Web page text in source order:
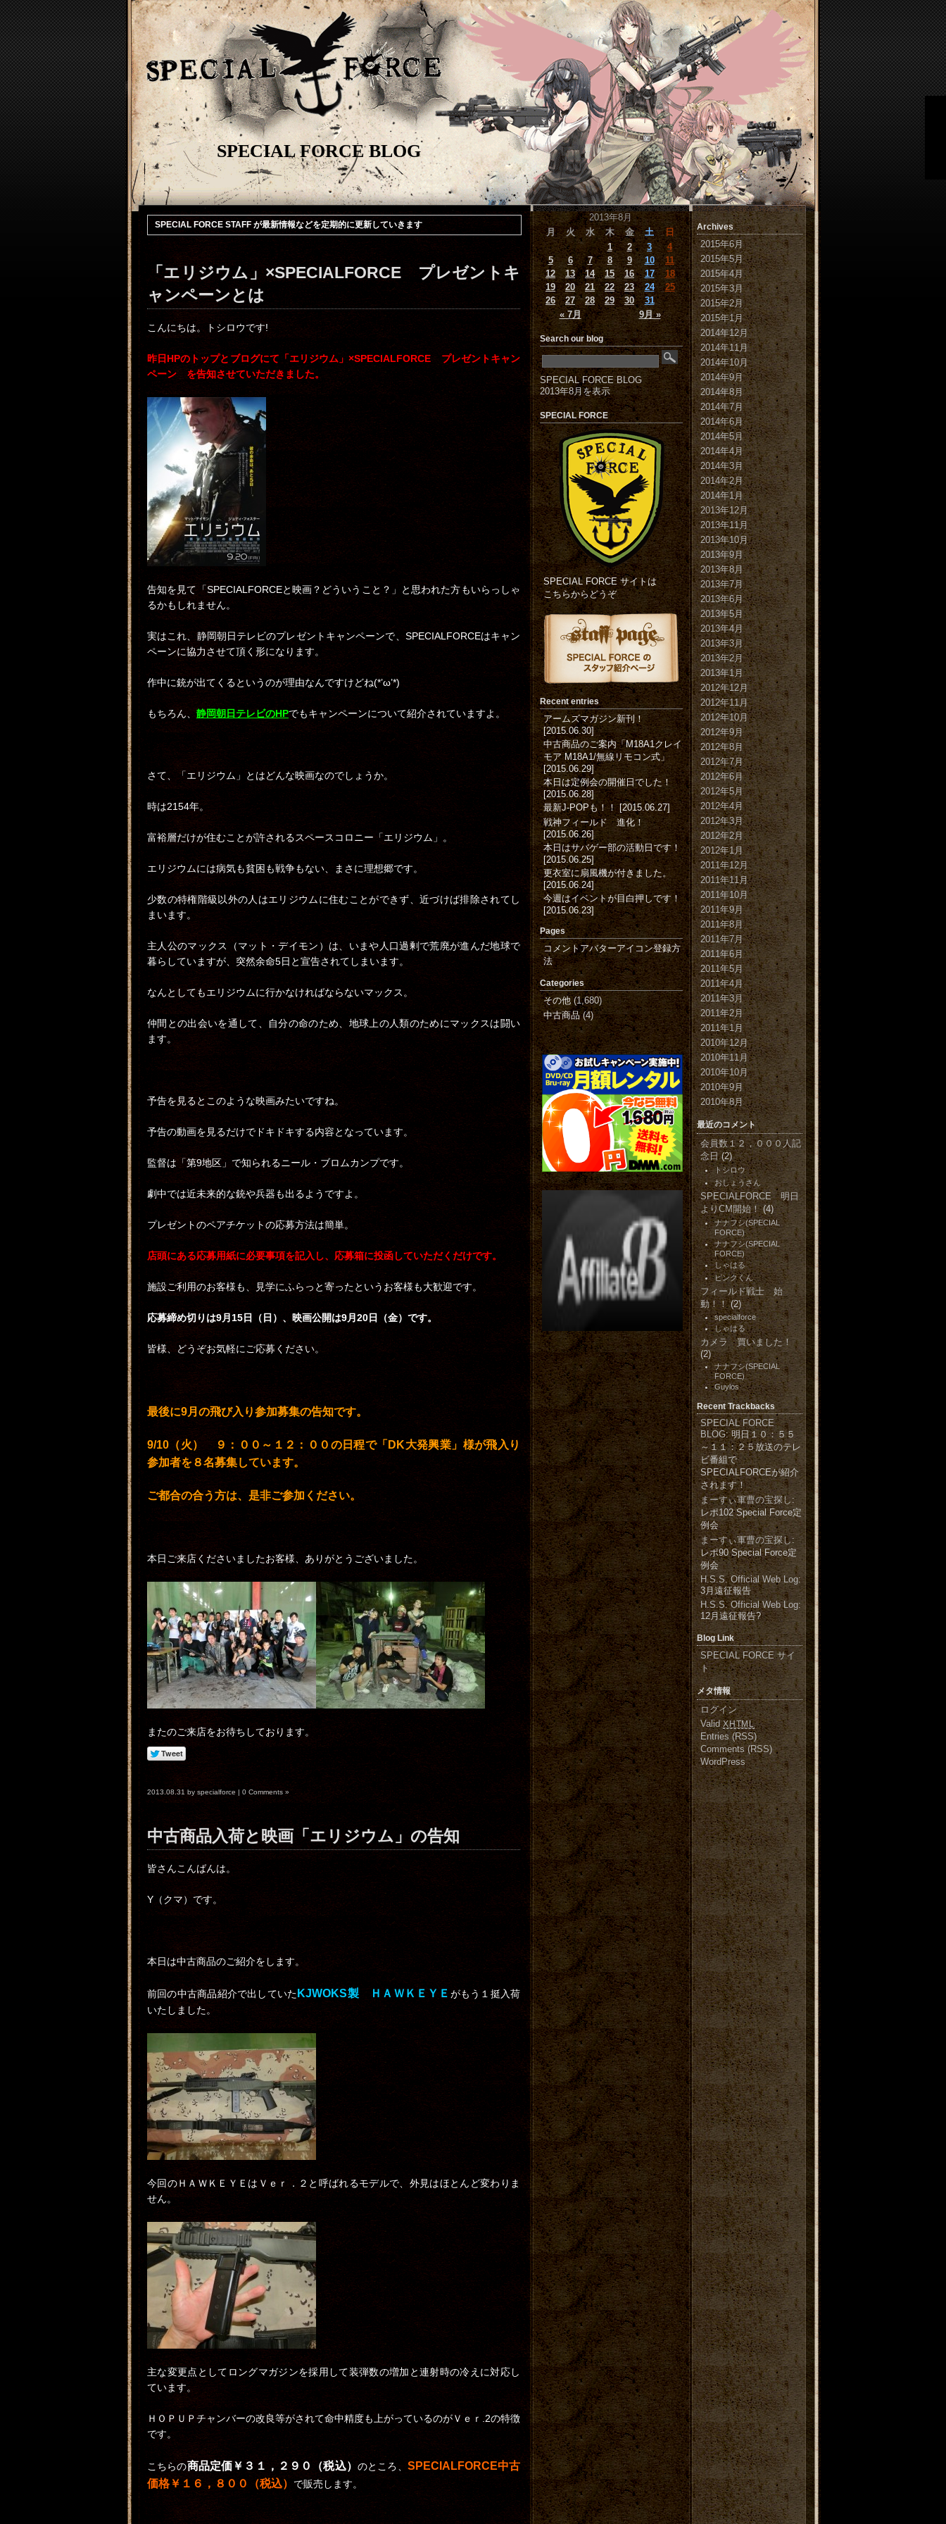
SPECIAL FORCE BLOG
SPECIAL FORCE STAFF が最新情報などを定期的に更新していきます
「エリジウム」×SPECIALFORCE プレゼントキ
ャンペーンとは
こんにちは。トシロウです!
昨日HPのトップとブログにて「エリジウム」×SPECIALFORCE プレゼントキャン
ペーン を告知させていただきました。
告知を見て「SPECIALFORCEと映画？どういうこと？」と思われた方もいらっしゃ
るかもしれません。
実はこれ、静岡朝日テレビのプレゼントキャンペーンで、SPECIALFORCEはキャン
ペーンに協力させて頂く形になります。
作中に銃が出てくるというのが理由なんですけどね(*’ω’*)
もちろん、静岡朝 日テレビのHPでもキャンペーンについて紹介されていますよ。
さて、「エリジウム」とはどんな映画なのでしょうか。
時は2154年。
富裕層だけが住むことが許されるスペースコロニー「エリジウム」。
エリジウムには病気も貧困も戦争もない、まさに理想郷です。
少数の特権階級以外の人はエリジウムに住むことができず、近づけば排除されてし
まいます。
主人公のマックス（マット・デイモン）は、いまや人口過剰で荒廃が進んだ地球で
暮らしていますが、突然余命5日と宣告されてしまいます。
なんとしてもエリジウムに行かなければならないマックス。
仲間との出会いを通して、自分の命のため、地球上の人類のためにマックスは闘い
ます。
予告を見るとこのような映画みたいですね。
予告の動画を見るだけでドキドキする内容となっています。
監督は「第9地区」で知られるニール・ブロムカンプです。
劇中では近未来的な銃や兵器も出るようですよ。
プレゼントのペアチケットの応募方法は簡単。
店頭にある応募用紙に必要事項を記入し、応募箱に投函していただくだけです。
施設ご利用のお客様も、見学にふらっと寄ったというお客様も大歓迎です。
応募締め切りは9月15日（日）、映画公開は9月20日（金）です。
皆様、どうぞお気軽にご応募ください。
最後に9月の飛び入り参加募集の告知です。
9/10（火） ９：００～１２：００の日程で「DK大発興業」様が飛入り
参加者を８名募集しています。
ご都合の合う方は、是非ご参加ください。
本日ご来店くださいましたお客様、ありがとうございました。
またのご来店をお待ちしております。
2013.08.31 by specialforce | 0 Comments »
中古商品入荷と映画「エリジウム」の告知
皆さんこんばんは。
Y（クマ）です。
本日は中古商品のご紹介をします。
前回の中古商品紹介で出していた KJWOKS製 ＨＡＷＫＥＹＥ がもう１挺入荷
いたしました。
今回のＨＡＷＫＥＹＥはＶｅｒ．２と呼ばれるモデルで、外見はほとんど変わりま
せん。
主な変更点としてロングマガジンを採用して装弾数の増加と連射時の冷えに対応し
ています。
ＨＯＰＵＰチャンバーの改良等がされて命中精度も上がっているのがＶｅｒ.2の特徴
です。
こちらの商品定価￥３１，２９０（税込） のところ、 SPECIALFORCE中古
価格￥１６，８００（税込） で販売します。
2013年8月
月
火 水 木 金 土 日
« 7月 9月 »
1 2 3
4
5
6 7 8 9 10
11
12
13 14 15 16 17
18
19
20 21 22 23 24
25
26
27 28 29 30 31
Search our blog
SPECIAL FORCE BLOG
2013年8月を表示
SPECIAL FORCE
SPECIAL FORCE サイトは
こちらからどうぞ
Recent entries
アームズマガジン新刊！
[2015.06.30]
中古商品のご案内「M18A1クレイ
モア M18A1/無線リモコン式」
[2015.06.29]
本日は定例会の開催日でした！
[2015.06.28]
最新J-POPも！！[2015.06.27]
戦神フィールド 進化！
[2015.06.26]
本日はサバゲー部の活動日です！
[2015.06.25]
更衣室に扇風機が付きました。
[2015.06.24]
今週はイベントが目白押しです！
[2015.06.23]
Pages
コメントアバターアイコン登録方
法
Categories
その他(1,680)
中古商品(4)
Archives
2015年6月
2015年5月
2015年4月
2015年3月
2015年2月
2015年1月
2014年12月
2014年11月
2014年10月
2014年9月
2014年8月
2014年7月
2014年6月
2014年5月
2014年4月
2014年3月
2014年2月
2014年1月
2013年12月
2013年11月
2013年10月
2013年9月
2013年8月
2013年7月
2013年6月
2013年5月
2013年4月
2013年3月
2013年2月
2013年1月
2012年12月
2012年11月
2012年10月
2012年9月
2012年8月
2012年7月
2012年6月
2012年5月
2012年4月
2012年3月
2012年2月
2012年1月
2011年12月
2011年11月
2011年10月
2011年9月
2011年8月
2011年7月
2011年6月
2011年5月
2011年4月
2011年3月
2011年2月
2011年1月
2010年12月
2010年11月
2010年10月
2010年9月
2010年8月
最近のコメント
会員数１２，０００人記
念日(2)
トシロウ
おしょうさん
SPECIALFORCE 明日
よりCM開始！(4)
ナナフシ(SPECIAL
FORCE)
ナナフシ(SPECIAL
FORCE)
しゃはる
ピンクくん
フィールド戦士 始
動！！(2)
specialforce
しゃはる
カメラ 買いました！
(2)
ナナフシ(SPECIAL
FORCE)
Guylos
Recent Trackbacks
SPECIAL FORCE
BLOG: 明日１０：５５
～１１：２５放送のテレ
ビ番組で
SPECIALFORCEが紹介
されます！
まーすぃ軍曹の宝探し :
レポ102 Special Force定
例会
まーすぃ軍曹の宝探し :
レポ90 Special Force定
例会
H.S.S. Official Web Log:
3月遠征報告
H.S.S. Official Web Log:
12月遠征報告?
Blog Link
SPECIAL FORCE サイ
ト
メタ情報
ログイン
ValidXHTML
Entries (RSS)
Comments (RSS)
WordPress